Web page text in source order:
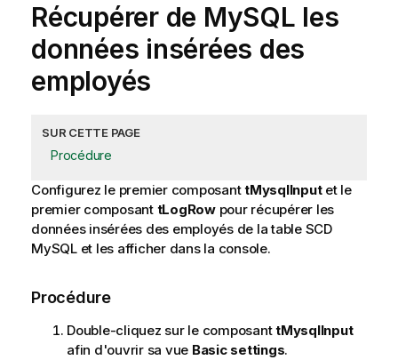
Récupérer de MySQL les
données insérées des
employés
SUR CETTE PAGE
Procédure
Configurez le premier composanttMysqlInputet le
premier composant tLogRowpour récupérer les
données insérées des employés de la table SCD
MySQL et les afficher dans la console.
Procédure
Double-cliquez sur le composanttMysqlInput
afin d'ouvrir sa vue Basic settings.